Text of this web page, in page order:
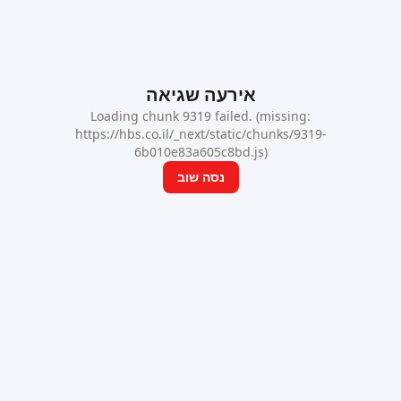
אירעה שגיאה
Loading chunk 9319 failed. (missing:
https://hbs.co.il/_next/static/chunks/9319-
6b010e83a605c8bd.js)